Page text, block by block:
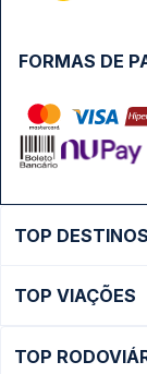
FORMAS DE
TOP DESTINOS
Ônibus São Paulo
TOP VIAÇÕES
TOP